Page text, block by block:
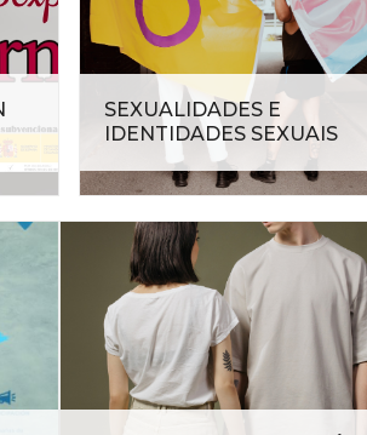
SEXUALIDADES E
IDENTIDADES SEXUAIS